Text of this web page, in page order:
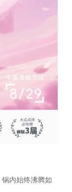
锅内始终沸腾如